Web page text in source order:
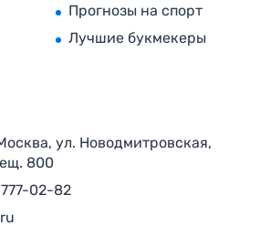
Прогнозы на спорт
Лучшие букмекеры
ул. Новодмитровская,
800
02-82